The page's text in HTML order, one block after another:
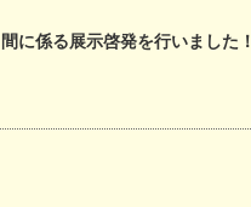
認知症
認知症本人・家族教室
に係る展示啓発を行いました！